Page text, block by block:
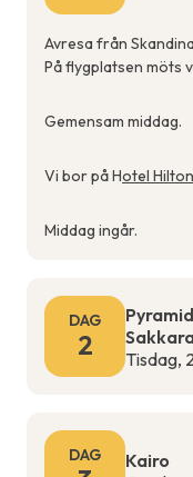
Avresa från
På flygplatsen möts
Gemensam middag.
Vi bor på Hotel
Middag ingår.
DAG
2
Tisdag,
DAG
Kairo